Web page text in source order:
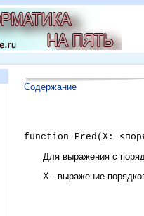
Содержание
function Pred(X:
Для выражения с
X - выражение